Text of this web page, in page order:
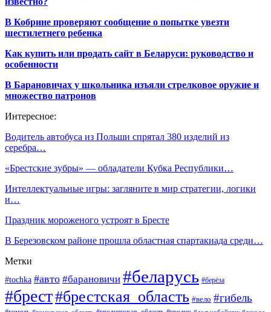
В Кобрине проверяют сообщение о попытке увезти
шестилетнего ребенка
Как купить или продать сайт в Беларуси: руководство и
особенности
В Барановичах у школьника изъяли стрелковое оружие и
множество патронов
Интересное:
Водитель автобуса из Польши спрятал 380 изделий из
серебра…
«Брестские зубры» — обладатели Кубка Республики…
Интеллектуальные игры: загляните в мир стратегии, логики
и…
Праздник мороженого устроят в Бресте
В Березовском районе прошла областная спартакиада среди…
Метки
#tochka #авто #барановичи #беларусь #берёза
#брест#брестская_область #вело #гибель